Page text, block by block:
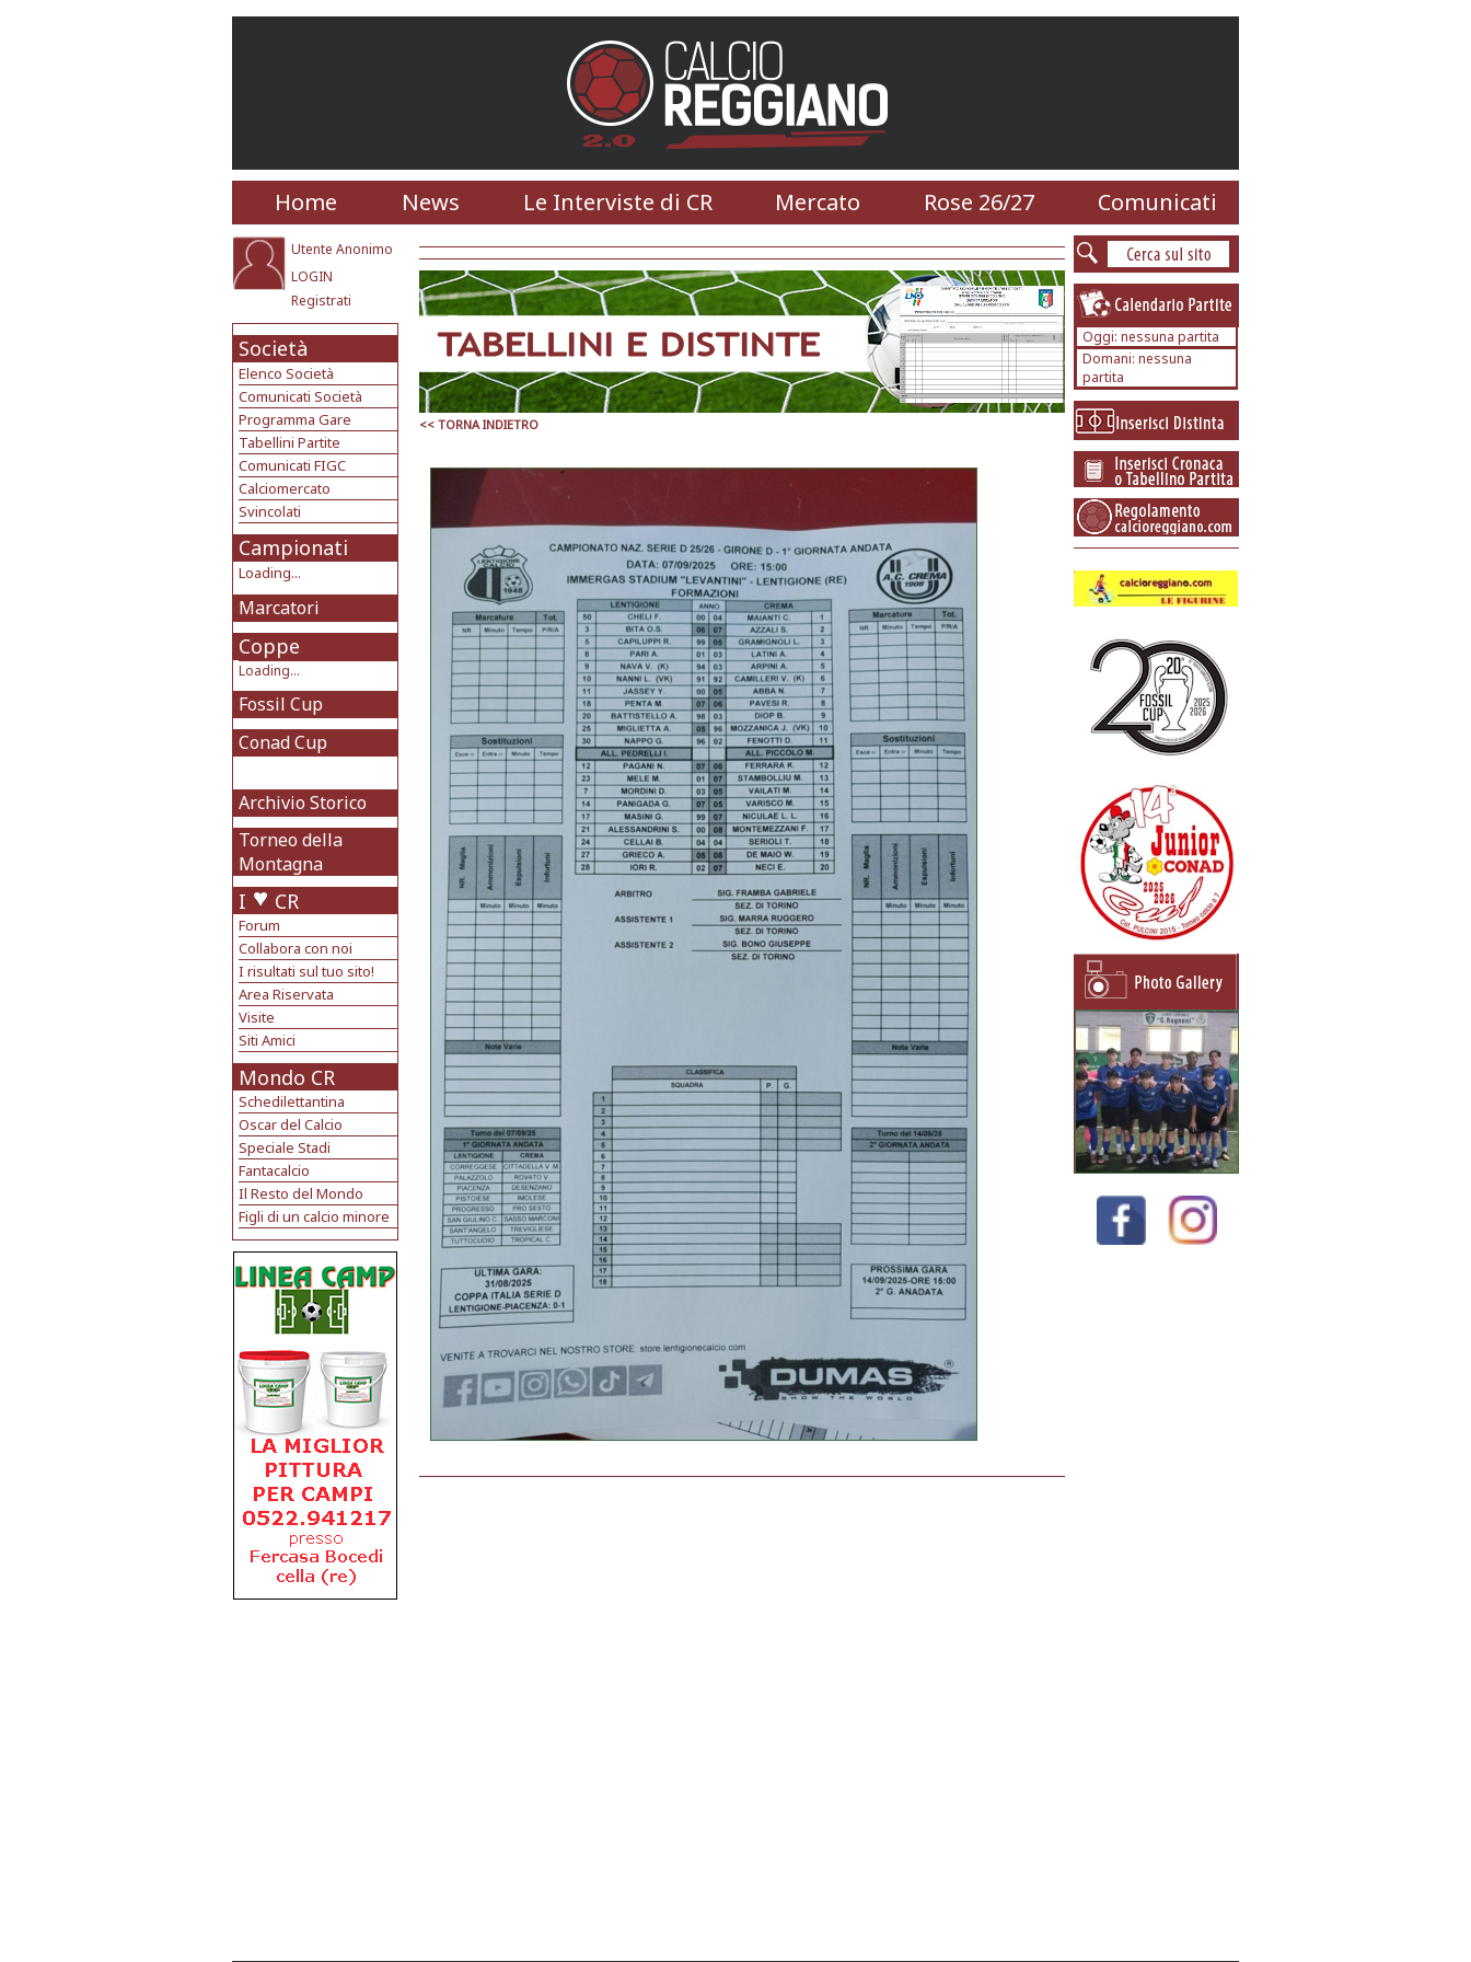
Home News Le Interviste di CR Mercato Rose 26/27 Comunicati
Utente Anonimo
LOGIN
Registrati
Società
Elenco Società
Comunicati Società
Programma Gare
Tabellini Partite
Comunicati FIGC
Calciomercato
Svincolati
Campionati
Loading...
Marcatori
Coppe
Loading...
Fossil Cup
Conad Cup
Archivio Storico
Torneo della
Montagna
I CR
Forum
Collabora con noi
I risultati sul tuo sito!
Area Riservata
Visite
Siti Amici
Mondo CR
Schedilettantina
Oscar del Calcio
Speciale Stadi
Fantacalcio
Il Resto del Mondo
Figli di un calcio minore
<< TORNA INDIETRO
Oggi: nessuna partita
Domani: nessuna
partita